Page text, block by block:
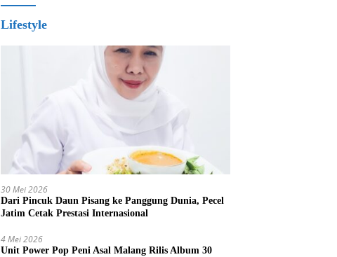
Lifestyle
30 Mei 2026
Dari Pincuk Daun Pisang ke Panggung Dunia, Pecel
Jatim Cetak Prestasi Internasional
4 Mei 2026
Unit Power Pop Peni Asal Malang Rilis Album 30